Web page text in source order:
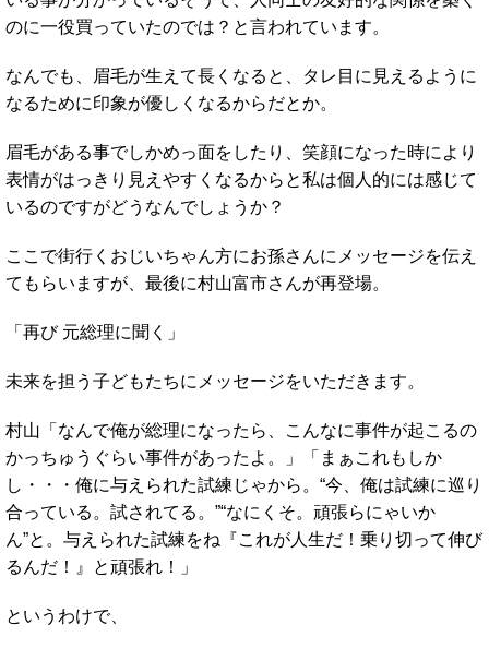
のに一役買っていたのでは？と言われています。
なんでも、眉毛が生えて長くなると、タレ目に見えるように
なるために印象が優しくなるからだとか。
眉毛がある事でしかめっ面をしたり、笑顔になった時により
表情がはっきり見えやすくなるからと私は個人的には感じて
いるのですがどうなんでしょうか？
ここで街行くおじいちゃん方にお孫さんにメッセージを伝え
てもらいますが、最後に村山富市さんが再登場。
「再び 元総理に聞く」
未来を担う子どもたちにメッセージをいただきます。
村山「なんで俺が総理になったら、こんなに事件が起こるの
かっちゅうぐらい事件があったよ。」「まぁこれもしか
し・・・俺に与えられた試練じゃから。“今、俺は試練に巡り
合っている。試されてる。”“なにくそ。頑張らにゃいか
ん”と。与えられた試練をね『これが人生だ！乗り切って伸び
るんだ！』と頑張れ！」
というわけで、